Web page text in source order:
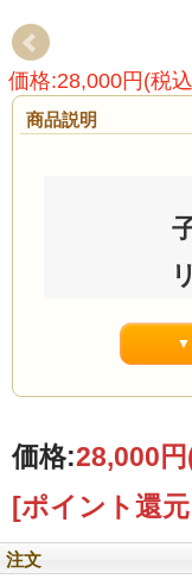
価格:28,000円(税
商品説明
ランド
幅
ひの
▼
価格:28,000円
[ポイント還
注文